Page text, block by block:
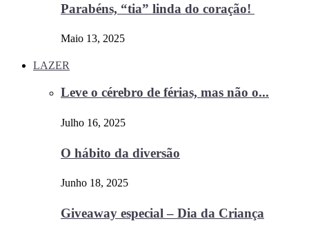
Parabéns, “tia” linda do coração!
Maio 13, 2025
LAZER
Leve o cérebro de férias, mas não o...
Julho 16, 2025
O hábito da diversão
Junho 18, 2025
Giveaway especial – Dia da Criança